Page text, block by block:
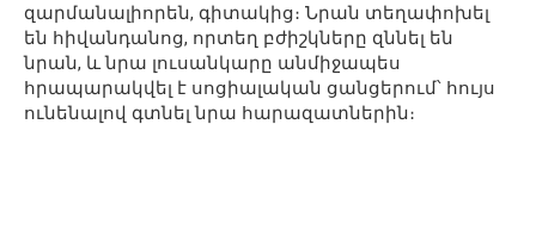
զարմանալիորեն, գիտակից։ Նրան տեղափոխել
են հիվանդանոց, որտեղ բժիշկները զննել են
նրան, և նրա լուսանկարը անմիջապես
հրապարակվել է սոցիալական ցանցերում՝ հույս
ունենալով գտնել նրա հարազատներին։